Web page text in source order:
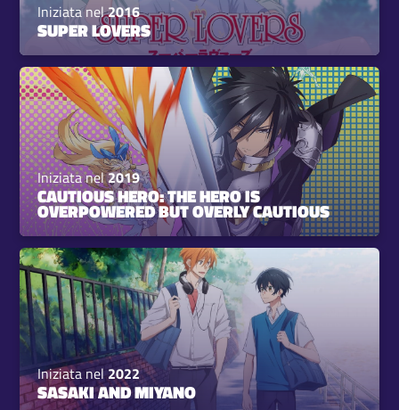
Iniziata nel2016
SUPER LOVERS
Iniziata nel2019
CAUTIOUS HERO: THE HERO IS
OVERPOWERED BUT OVERLY CAUTIOUS
Iniziata nel2022
SASAKI AND MIYANO